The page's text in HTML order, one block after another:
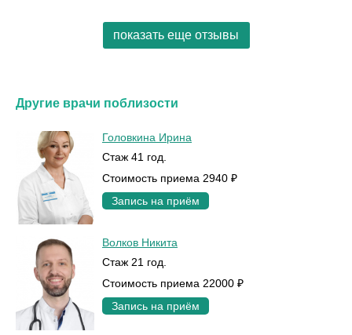
показать еще отзывы
Другие врачи поблизости
Головкина Ирина
Стаж 41 год.
Стоимость приема 2940 ₽
Запись на приём
Волков Никита
Стаж 21 год.
Стоимость приема 22000 ₽
Запись на приём